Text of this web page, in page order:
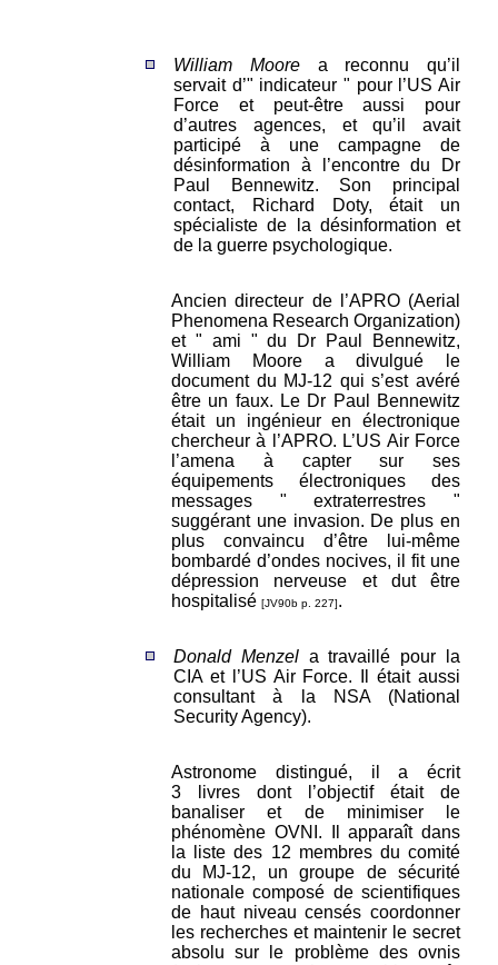
William Moorea reconnu qu’il
servait d’" indicateur " pour l’US Air
Force et peut-être aussi pour
d’autres agences, et qu’il avait
participé à une campagne de
désinformation à l’encontre du Dr
Paul Bennewitz. Son principal
contact, Richard Doty, était un
spécialiste de la désinformation et
de la guerre psychologique.
Ancien directeur de l’APRO (Aerial
Phenomena Research Organization)
et " ami " du Dr Paul Bennewitz,
William Moore a divulgué le
document du MJ-12 qui s’est avéré
être un faux. Le Dr Paul Bennewitz
était un ingénieur en électronique
chercheur à l’APRO. L’US Air Force
l’amena à capter sur ses
équipements électroniques des
messages " extraterrestres "
suggérant une invasion. De plus en
plus convaincu d’être lui-même
bombardé d’ondes nocives, il fit une
dépression nerveuse et dut être
hospitalisé [JV90b p. 227].
Donald Menzela travaillé pour la
CIA et l’US Air Force. Il était aussi
consultant à la NSA (National
Security Agency).
Astronome distingué, il a écrit
3 livres dont l’objectif était de
banaliser et de minimiser le
phénomène OVNI. Il apparaît dans
la liste des 12 membres du comité
du MJ-12, un groupe de sécurité
nationale composé de scientifiques
de haut niveau censés coordonner
les recherches et maintenir le secret
absolu sur le problème des ovnis